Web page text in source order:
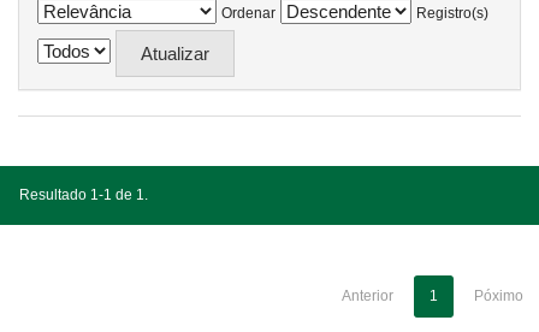
Ordenar
Registro(s)
Resultado 1-1 de 1.
Anterior 1 Póximo